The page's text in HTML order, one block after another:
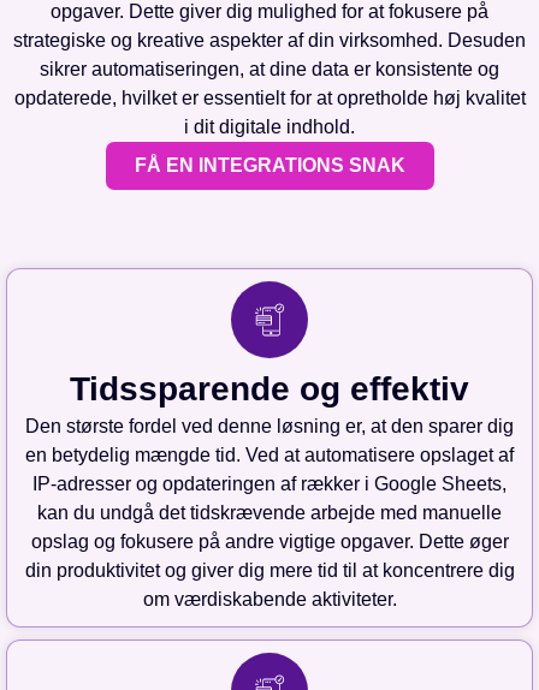
opgaver. Dette giver dig mulighed for at fokusere på
strategiske og kreative aspekter af din virksomhed. Desuden
sikrer automatiseringen, at dine data er konsistente og
opdaterede, hvilket er essentielt for at opretholde høj kvalitet
i dit digitale indhold.
FÅ EN INTEGRATIONS SNAK
Tidssparende og effektiv
Den største fordel ved denne løsning er, at den sparer dig
en betydelig mængde tid. Ved at automatisere opslaget af
IP-adresser og opdateringen af rækker i Google Sheets,
kan du undgå det tidskrævende arbejde med manuelle
opslag og fokusere på andre vigtige opgaver. Dette øger
din produktivitet og giver dig mere tid til at koncentrere dig
om værdiskabende aktiviteter.